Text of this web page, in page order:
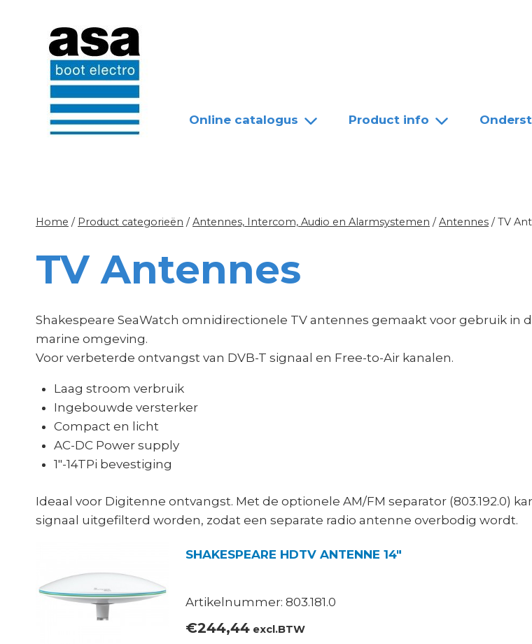
Online catalogus Product info
Home / Product categorieën / Antennes, Intercom, Audio en Alarmsystemen / Antennes / TV
TV Antennes
Shakespeare SeaWatch omnidirectionele TV antennes gemaakt voor gebruik in
marine omgeving.
Voor verbeterde ontvangst van DVB-T signaal en Free-to-Air kanalen.
Laag stroom verbruik
Ingebouwde versterker
Compact en licht
AC-DC Power supply
1″-14TPi bevestiging
Ideaal voor Digitenne ontvangst. Met de optionele AM/FM separator (803.192.0)
signaal uitgefilterd worden, zodat een separate radio antenne overbodig wordt.
SHAKESPEARE HDTV ANTENNE 14″
Artikelnummer: 803.181.0
€244,44 excl.BTW